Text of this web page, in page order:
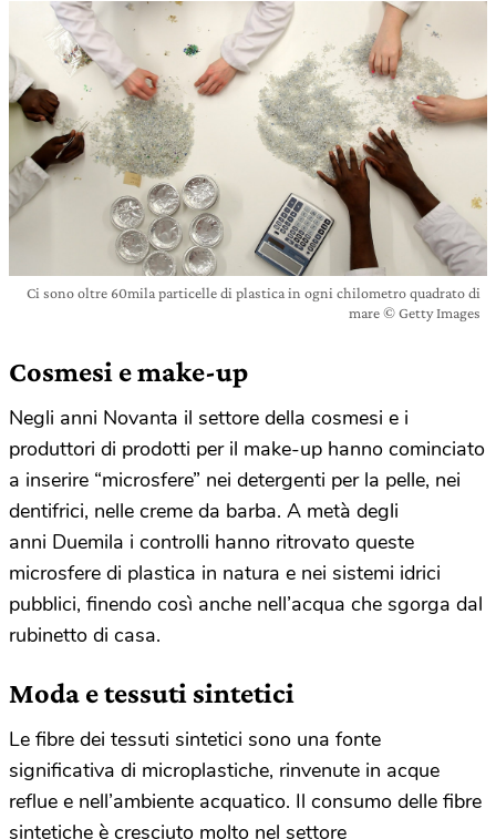
Ci sono oltre 60mila particelle di plastica in ogni chilometro quadrato di
mare © Getty Images
Cosmesi e make-up
Negli anni Novanta il settore della cosmesi e i
produttori di prodotti per il make-up hanno cominciato
a inserire “microsfere” nei detergenti per la pelle, nei
dentifrici, nelle creme da barba. A metà degli
anni Duemila i controlli hanno ritrovato queste
microsfere di plastica in natura e nei sistemi idrici
pubblici, finendo così anche nell’acqua che sgorga dal
rubinetto di casa.
Moda e tessuti sintetici
Le fibre dei tessuti sintetici sono una fonte
significativa di microplastiche, rinvenute in acque
reflue e nell’ambiente acquatico. Il consumo delle fibre
sintetiche è cresciuto molto nel settore